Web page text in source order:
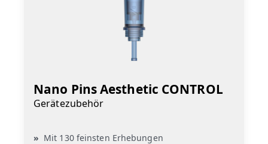
Nano Pins Aesthetic CONTROL
Gerätezubehör
Mit 130 feinsten Erhebungen